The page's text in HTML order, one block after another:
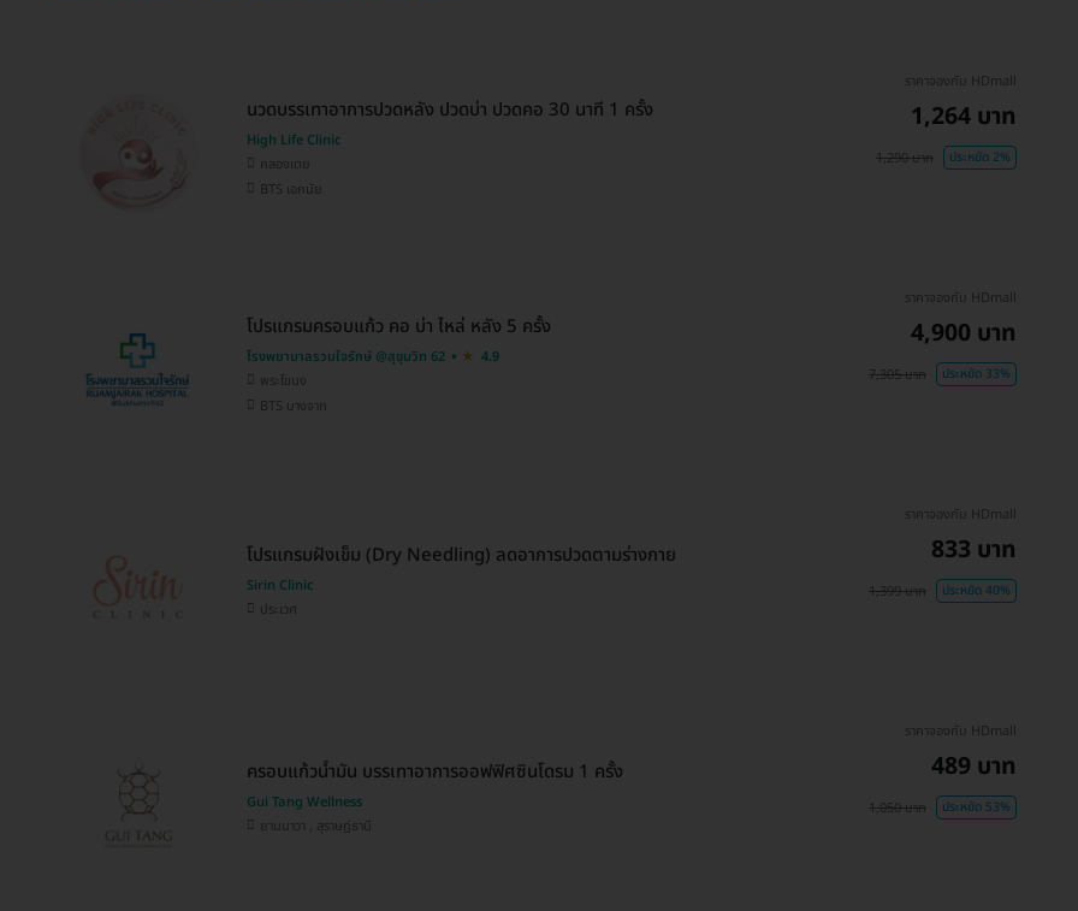
นวดบรรเทาอาการปวดหลัง ปวดบ่า ปวดคอ 30 นาที 1 ครั้ง
High Life Clinic
คลองเตย
BTS เอกมัย
ราคาจองกับ HDmall
1,264 บาท
1,290 บาท ประหยัด 2%
โปรแกรมครอบแก้ว คอ บ่า ไหล่ หลัง 5 ครั้ง
โรงพยาบาลรวมใจรักษ์ @สุขุมวิท 62
4.9
พระโขนง
BTS บางจาก
ราคาจองกับ HDmall
4,900 บาท
7,305 บาท ประหยัด 33%
โปรแกรมฝังเข็ม (Dry Needling) ลดอาการปวดตามร่างกาย
Sirin Clinic
ประเวศ
ราคาจองกับ HDmall
833 บาท
1,399 บาท ประหยัด 40%
ครอบแก้วน้ำมัน บรรเทาอาการออฟฟิศซินโดรม 1 ครั้ง
Gui Tang Wellness
ยานนาวา , สุราษฎ์ธานี
ราคาจองกับ HDmall
489 บาท
1,050 บาท ประหยัด 53%